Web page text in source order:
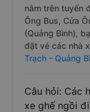
nằm trên tuyến
Ông Bus, Cửa
(Quảng Bình),
đặt vé các nhà
Trạch - Quảng
Câu hỏi: Các
xe ghế ngồi